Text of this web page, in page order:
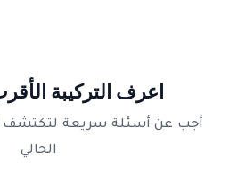
اعرف التركيبة
أجب عن أسئلة سريعة لتكتشف
الحالي